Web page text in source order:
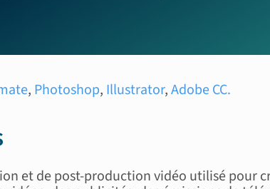
, Photoshop, Illustrator,Adobe CC.
et de post-production vidéo utilisé pour